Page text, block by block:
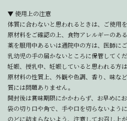
▼ 使用上の注意
体質に合わないと思われるときは、ご使用
原材料をご確認の上、食物アレルギーのあ
薬を服用中あるいは通院中の方は、医師に
乳幼児の手の届かないところに保管してくだ
妊娠、授乳中、妊娠していると思われる方
原材料の性質上、外観や色調、香り、味な
質には問題ありません。
開封後は賞味期限にかかわらず、お早めに
袋の切り口や角で、手や口を切らないよう
のどに詰まらないよう、注意してお召し上が